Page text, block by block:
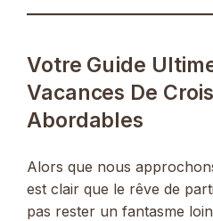
Votre Guide
Vacances De
Abordables
Alors que nous
est clair que le rêve de
pas rester un fantasme